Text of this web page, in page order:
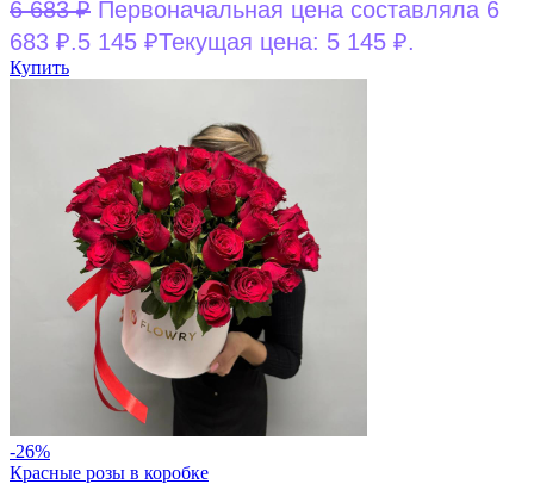
6 683₽ Первоначальная цена составляла 6
683 ₽.5 145 ₽Текущая цена: 5 145 ₽.
Купить
-26%
Красные розы в коробке